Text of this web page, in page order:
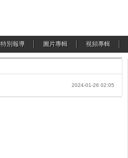
特別報導 圖片專輯 視頻專輯
2024-01-26 02:05